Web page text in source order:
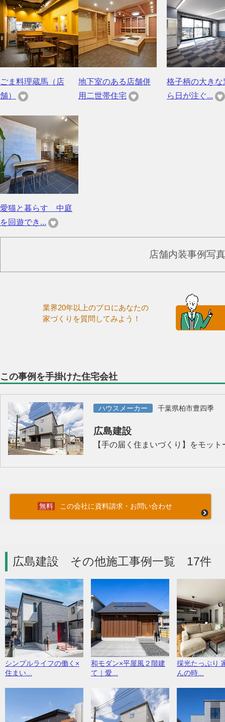
ごま料理蔵馬（店
舗）
地下室のある店舗併
用二世帯住宅
格子柄の大きな
ら日が注ぐ...
愛猫と暮らす 中庭
を回遊でき...
店舗内装事例写
業界20年以上のプロにあなたの
家づくりを質問してみよう！
この事例を手掛けた住宅会社
ハウスメーカー 千葉県柏市豊四季
広島建設
【手の届く住まいづくり】をモッ
この会社に資料請求・お問い合わせ
広島建設 その他施工事例一覧 17件
シンプルライフの働く×
住まい...
和モダン×平屋風２階建
て｜愛...
採光たっぷり
んの時...